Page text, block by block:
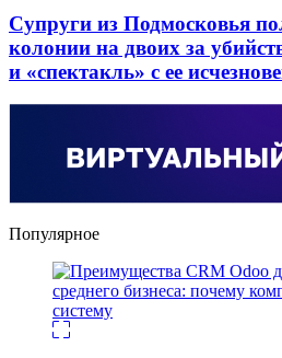
Супруги из Подмосковья
колонии на двоих за
и «спектакль» с ее
Популярное